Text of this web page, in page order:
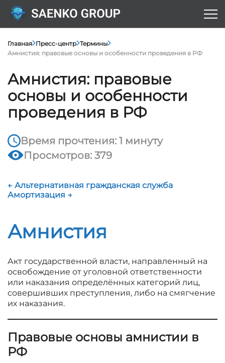
Главная Пресс-центр Термины
Амнистия: правовые основы и особенности проведения в РФ
Амнистия: правовые
основы и особенности
проведения в РФ
Время прочтения: 1 минуту
Просмотров: 379
← Альтернативная гражданская служба
Амортизация →
Амнистия
Акт государственной власти, направленный на
освобождение от уголовной ответственности
или наказания определённых категорий лиц,
совершивших преступления, либо на смягчение
их наказания.
Правовые основы амнистии в
РФ